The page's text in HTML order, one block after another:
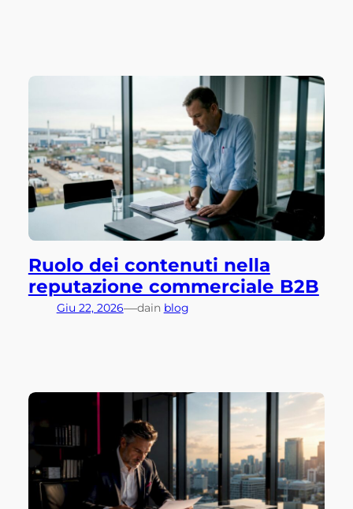
Ruolo dei contenuti nella
reputazione commerciale B2B
Giu 22, 2026—dain blog